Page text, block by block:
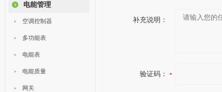
电能管理
空调控制器
多功能表
电能表
电能质量
网关
补充说明：
验证码：